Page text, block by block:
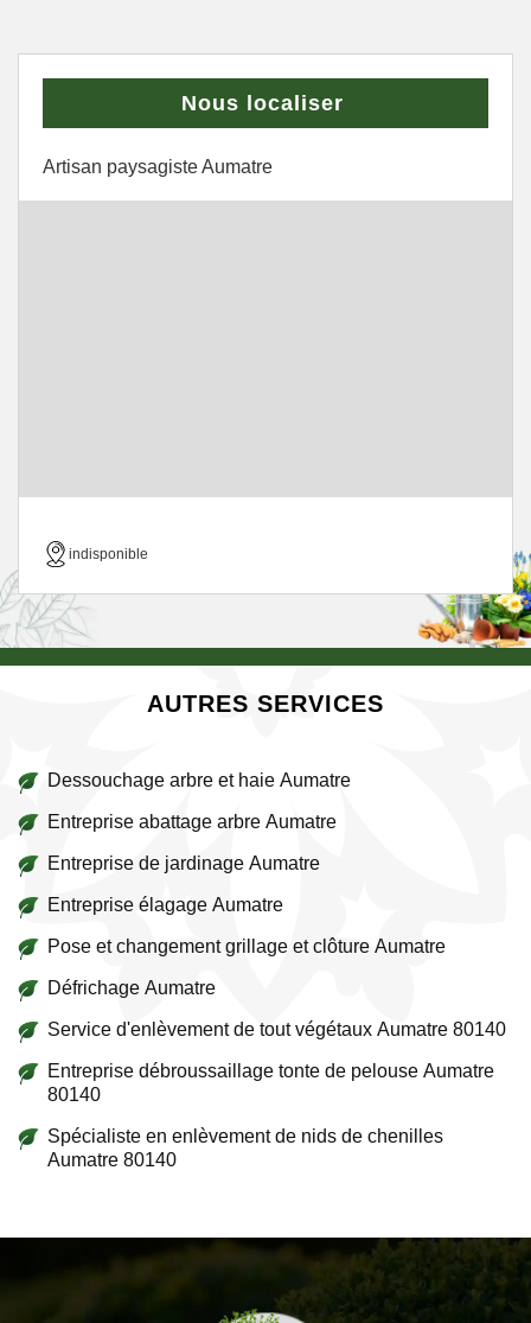
Nous localiser
Artisan paysagiste Aumatre
indisponible
AUTRES SERVICES
Dessouchage arbre et haie Aumatre
Entreprise abattage arbre Aumatre
Entreprise de jardinage Aumatre
Entreprise élagage Aumatre
Pose et changement grillage et clôture Aumatre
Défrichage Aumatre
Service d'enlèvement de tout végétaux Aumatre 80140
Entreprise débroussaillage tonte de pelouse Aumatre
80140
Spécialiste en enlèvement de nids de chenilles
Aumatre 80140